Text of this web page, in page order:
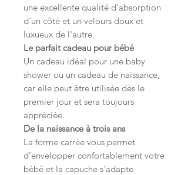
une excellente qualité d'absorption
d'un côté et un velours doux et
luxueux de l'autre.
Le parfait cadeau pour bébé
Un cadeau idéal pour une baby
shower ou un cadeau de naissance,
car elle peut être utilisée dès le
premier jour et sera toujours
appréciée.
De la naissance à trois ans
La forme carrée vous permet
d’envelopper confortablement votre
bébé et la capuche s’adapte